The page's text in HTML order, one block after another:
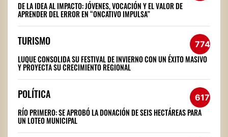
DE LA IDEA AL IMPACTO: JÓVENES, VOCACIÓN Y EL VALOR DE
APRENDER DEL ERROR EN “ONCATIVO IMPULSA”
TURISMO 774
LUQUE CONSOLIDA SU FESTIVAL DE INVIERNO CON UN ÉXITO MASIVO
Y PROYECTA SU CRECIMIENTO REGIONAL
POLÍTICA 617
RÍO PRIMERO: SE APROBÓ LA DONACIÓN DE SEIS HECTÁREAS PARA
UN LOTEO MUNICIPAL